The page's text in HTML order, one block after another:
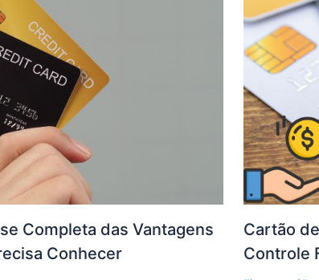
Completa das Vantagens
Conhecer
Cartão
Controle